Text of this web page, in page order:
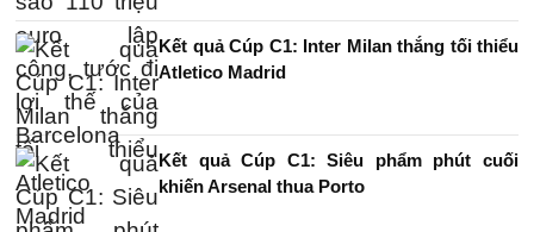
Kết quả Cúp C1: Inter Milan thắng tối thiểu
Atletico Madrid
Kết quả Cúp C1: Siêu phẩm phút cuối
khiến Arsenal thua Porto